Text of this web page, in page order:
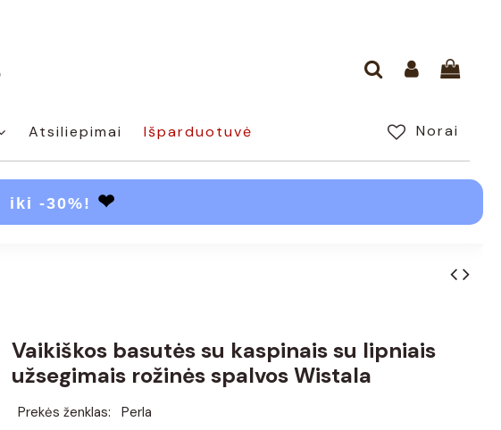
Atsiliepimai Norai
Išparduotuvė
iki -30%! ❤
Vaikiškos basutės su kaspinais su lipniais
užsegimais rožinės spalvos Wistala
Prekės ženklas: Perla